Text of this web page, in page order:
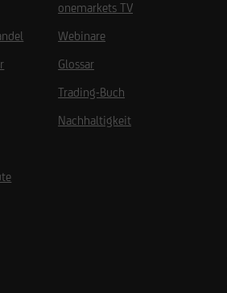
onemarkets TV
Webinare
Glossar
Trading-Buch
Nachhaltigkeit